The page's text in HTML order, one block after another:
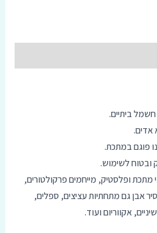
אפס
כל
cached
חשמל ביתיים.
אדים.
פוגם במתכת.
ובטוח לשימוש.
ופלסטיק, מייחמים פרקולטורים,
אבן גם מתחתיות עציצים, ספלים,
אקווריום ועוד.